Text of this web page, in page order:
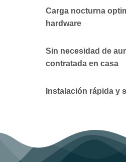
Carga nocturna
hardware
Sin necesidad de
contratada en casa
Instalación rápida y